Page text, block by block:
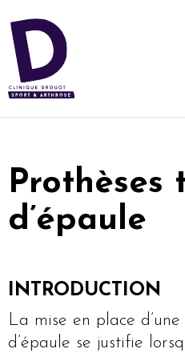
Prothèses
d’épaule
INTRODUCTION
La mise en place
d’épaule se justifie